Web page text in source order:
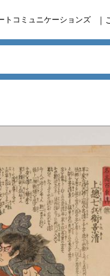
トコミュニケーションズ ｜